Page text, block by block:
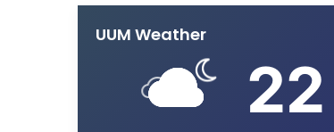
UUM Weather
22